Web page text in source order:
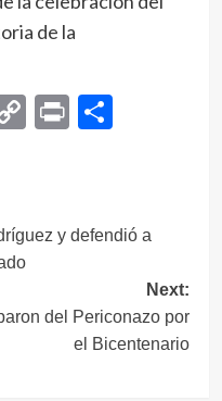
de la
Copy
Print
y defendió a
Next:
del Periconazo por
el Bicentenario